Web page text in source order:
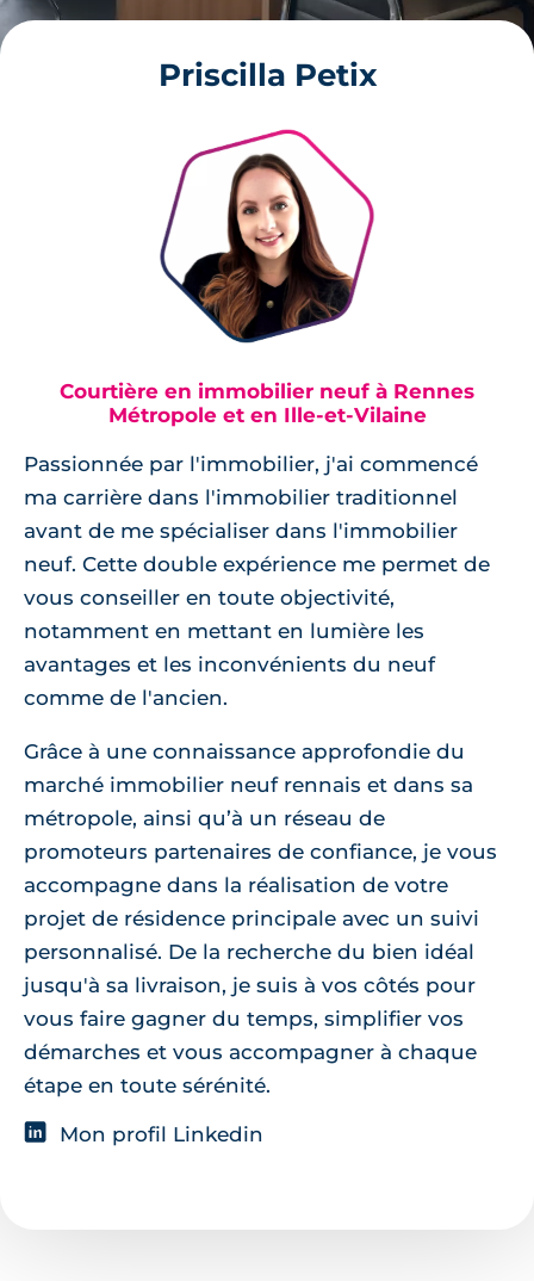
Priscilla Petix
Courtière en immobilier neuf à Rennes
Métropole et en Ille-et-Vilaine
Passionnée par l'immobilier, j'ai commencé
ma carrière dans l'immobilier traditionnel
avant de me spécialiser dans l'immobilier
neuf. Cette double expérience me permet de
vous conseiller en toute objectivité,
notamment en mettant en lumière les
avantages et les inconvénients du neuf
comme de l'ancien.
Grâce à une connaissance approfondie du
marché immobilier neuf rennais et dans sa
métropole, ainsi qu’à un réseau de
promoteurs partenaires de confiance, je vous
accompagne dans la réalisation de votre
projet de résidence principale avec un suivi
personnalisé. De la recherche du bien idéal
jusqu'à sa livraison, je suis à vos côtés pour
vous faire gagner du temps, simplifier vos
démarches et vous accompagner à chaque
étape en toute sérénité.
Mon profil Linkedin